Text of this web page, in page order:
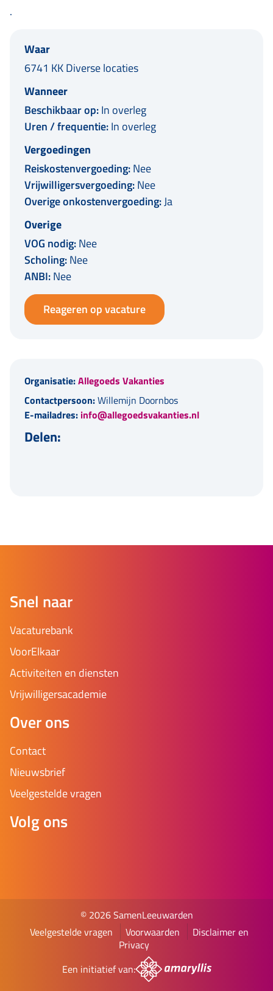
.
Waar
6741 KK Diverse locaties
Wanneer
Beschikbaar op:In overleg
Uren / frequentie:In overleg
Vergoedingen
Reiskostenvergoeding:Nee
Vrijwilligersvergoeding:Nee
Overige onkostenvergoeding:Ja
Overige
VOG nodig:Nee
Scholing:Nee
ANBI:Nee
Reageren op vacature
Organisatie:Allegoeds Vakanties
Contactpersoon:Willemijn Doornbos
E-mailadres: info@allegoedsvakanties.nl
Delen:
Snel naar
Vacaturebank
VoorElkaar
Activiteiten en diensten
Vrijwilligersacademie
Over ons
Contact
Nieuwsbrief
Veelgestelde vragen
Volg ons
© 2026 SamenLeeuwarden
Veelgestelde vragen
Voorwaarden
Disclaimer en
Privacy
Een initiatief van: